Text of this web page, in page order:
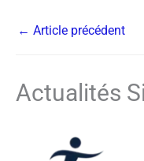
← Article précédent
Actualités